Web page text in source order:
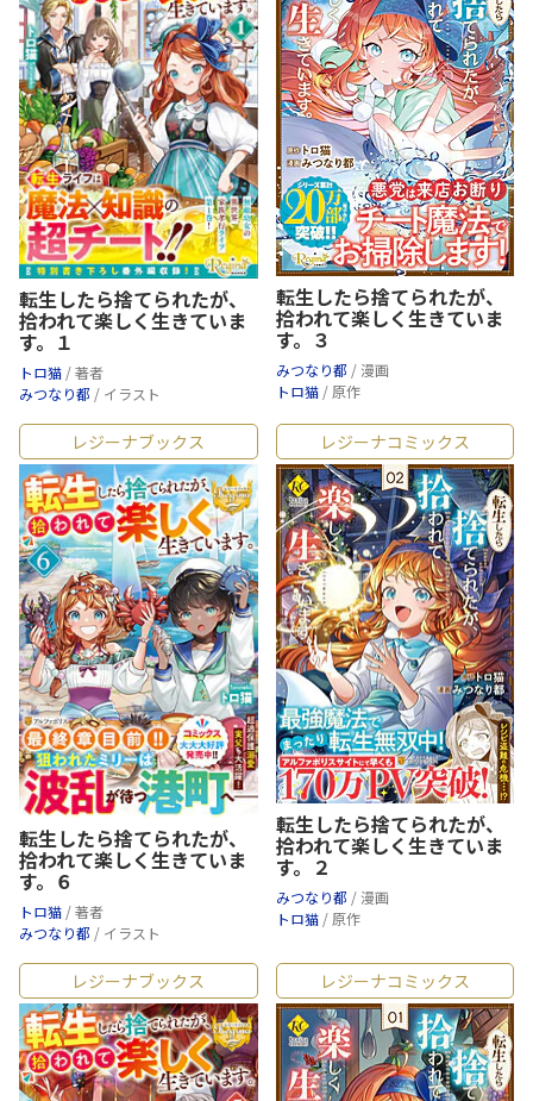
転生したら捨てられたが、
拾われて楽しく生きていま
す。１
トロ猫 / 著者
みつなり都 / イラスト
転生したら捨てられたが、
拾われて楽しく生きていま
す。３
みつなり都 / 漫画
トロ猫 / 原作
レジーナブックス
転生したら捨てられたが、
拾われて楽しく生きていま
す。６
トロ猫 / 著者
みつなり都 / イラスト
レジーナコミックス
転生したら捨てられたが、
拾われて楽しく生きていま
す。２
みつなり都 / 漫画
トロ猫 / 原作
レジーナブックス レジーナコミックス